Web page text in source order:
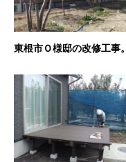
東根市Ｏ様邸の改修工事。